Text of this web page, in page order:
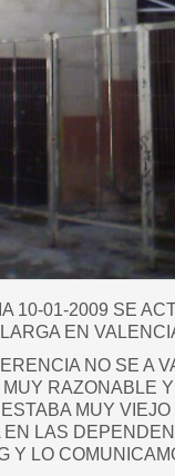
10-01-2009 SE
EN
NO SE A
RAZONABLE
MUY
LAS
Y LO